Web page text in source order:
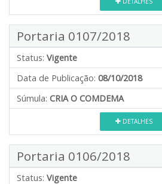
Portaria 0107/2018
Status: Vigente
Data de Publicação: 08/10/2018
Súmula: CRIA O COMDEMA
DETALHES
Portaria 0106/2018
Status: Vigente